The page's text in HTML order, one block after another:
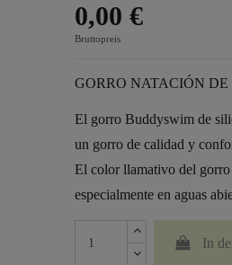
0,00 €
Bruttopreis
GORRO NATACIÓN
El gorro Buddyswim de
un gorro de calidad y
El color llamativo del
especialmente en aguas
In